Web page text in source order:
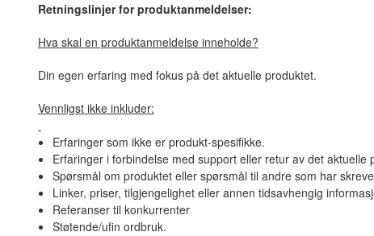
Retningslinjer for produktanmeldelser:
Hva skal en produktanmeldelse inneholde?
Din egen erfaring med fokus på det aktuelle produktet.
Vennligst ikke inkluder:
Erfaringer som ikke er produkt-spesifikke.
Erfaringer i forbindelse med support eller retur av det aktuelle
Spørsmål om produktet eller spørsmål til andre som har
Linker, priser, tilgjengelighet eller annen tidsavhengig
Referanser til konkurrenter
Støtende/ufin ordbruk.